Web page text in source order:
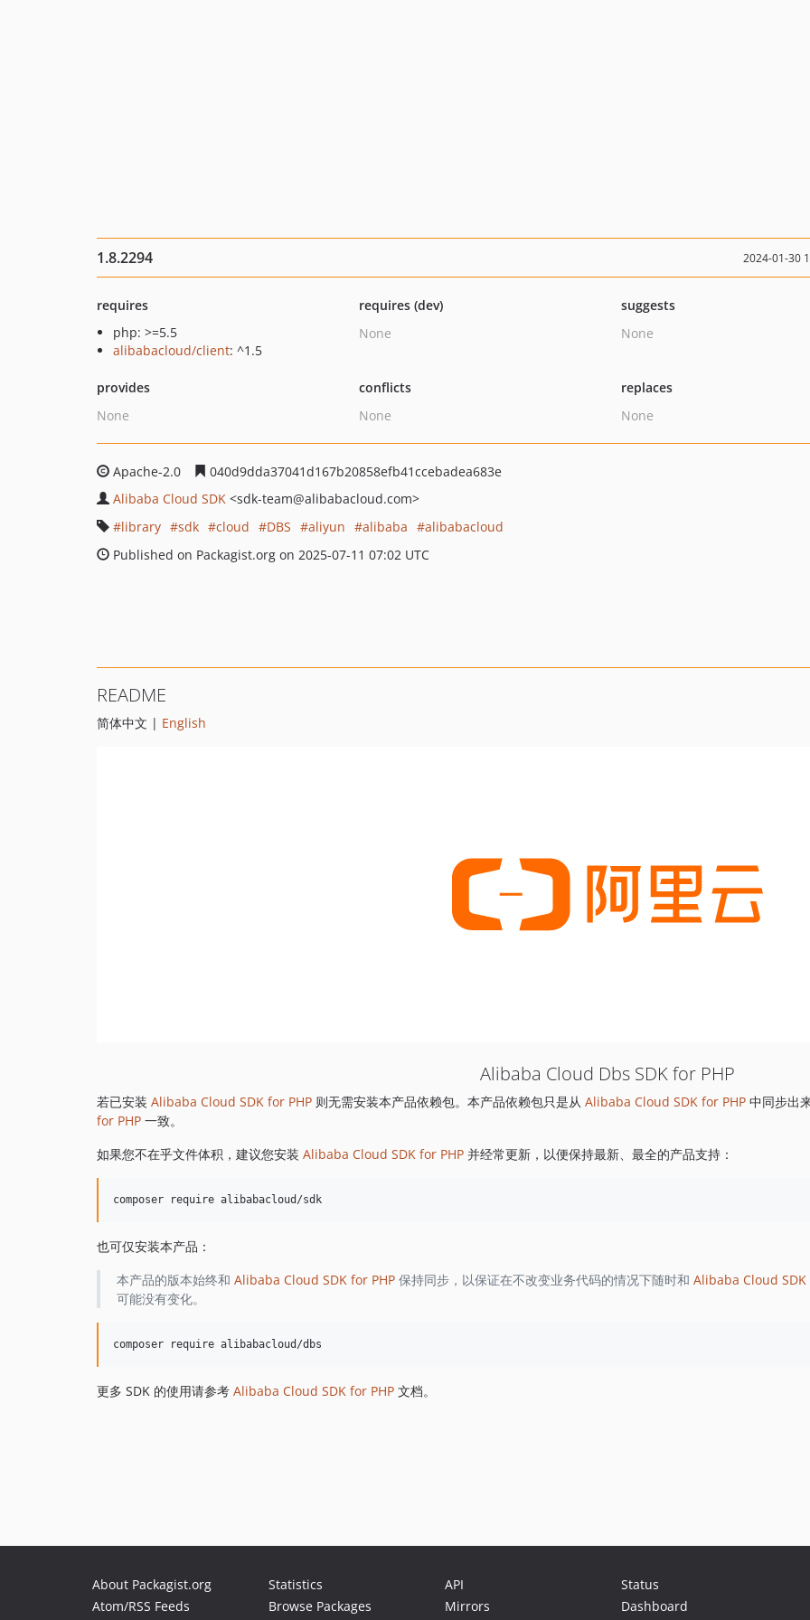
1.8.2294 2024-01-30
requires
php: >=5.5
alibabacloud/client: ^1.5
requires (dev)
None
suggests
None
provides
None
conflicts
None
replaces
None
Apache-2.0
040d9dda37041d167b20858efb41ccebadea683e
Alibaba Cloud SDK <sdk-team@alibabacloud.com>
library
sdk cloud DBS aliyun alibaba
alibabacloud
Published on Packagist.org on 2025-07-11 07:02 UTC
README
简体中文 | English
Alibaba Cloud Dbs SDK for PHP
若已安装 Alibaba Cloud SDK for PHP 则无需安装本产品依赖包。本产品依赖包只是从 Alibaba Cloud SDK for PHP 中同步出
for PHP 一致。
如果您不在乎文件体积，建议您安装 Alibaba Cloud SDK for PHP 并经常更新，以便保持最新、最全的产品支持：
也可仅安装本产品：
本产品的版本始终和 Alibaba Cloud SDK for PHP保持同步，以保证在不改变业务代码的情况下随时和 Alibaba Cloud SDK
可能没有变化。
更多 SDK 的使用请参考 Alibaba Cloud SDK for PHP 文档。
About Packagist.org
Atom/RSS Feeds
Statistics
Browse Packages
API
Mirrors
Status
Dashboard